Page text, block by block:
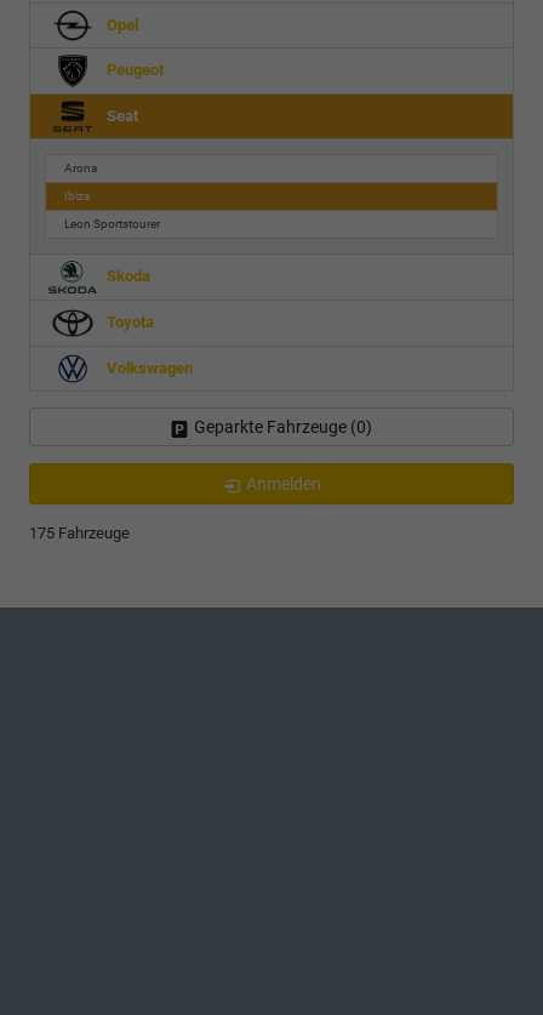
Opel
Peugeot
Seat
Arona
Ibiza
Leon Sportstourer
Skoda
Toyota
Volkswagen
Geparkte Fahrzeuge (0)
Anmelden
175 Fahrzeuge